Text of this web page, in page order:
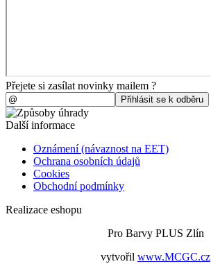
Přejete si zasílat novinky mailem ?
Další informace
Oznámení (návaznost na EET)
Ochrana osobních údajů
Cookies
Obchodní podmínky
Realizace eshopu
Pro Barvy PLUS Zlín
vytvořil www.MCGC.cz